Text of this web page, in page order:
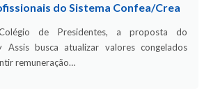
do Sistema Confea/Crea
de Presidentes, a proposta do
Assis busca atualizar valores congelados
remuneração…